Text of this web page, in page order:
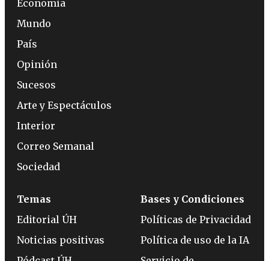
Economía
Mundo
País
Opinión
Sucesos
Arte y Espectáculos
Interior
Correo Semanal
Sociedad
Temas
Editorial ÚH
Noticias positivas
Bases y Condiciones
Políticas de Privacidad
Política de uso de la IA